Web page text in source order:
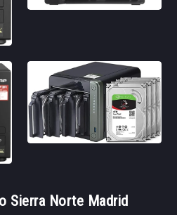
Sierra Norte Madrid